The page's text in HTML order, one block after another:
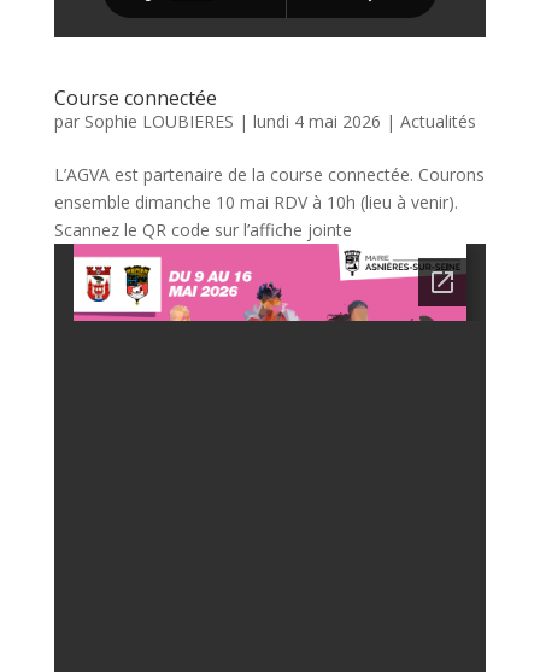
Course connectée
par Sophie LOUBIERES | lundi 4 mai 2026 | Actualités
L’AGVA est partenaire de la course connectée. Courons
ensemble dimanche 10 mai RDV à 10h (lieu à venir).
Scannez le QR code sur l’affiche jointe